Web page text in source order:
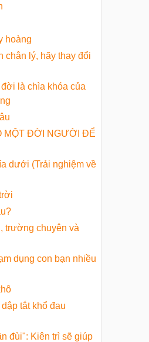
hoàng
chân lý, hãy thay đổi
là chìa khóa của
MỘT ĐỜI NGƯỜI ĐỂ
dưới (Trải nghiệm về
trường chuyên và
dụng con bạn nhiều
tắt khổ đau
đùi": Kiên trì sẽ giúp